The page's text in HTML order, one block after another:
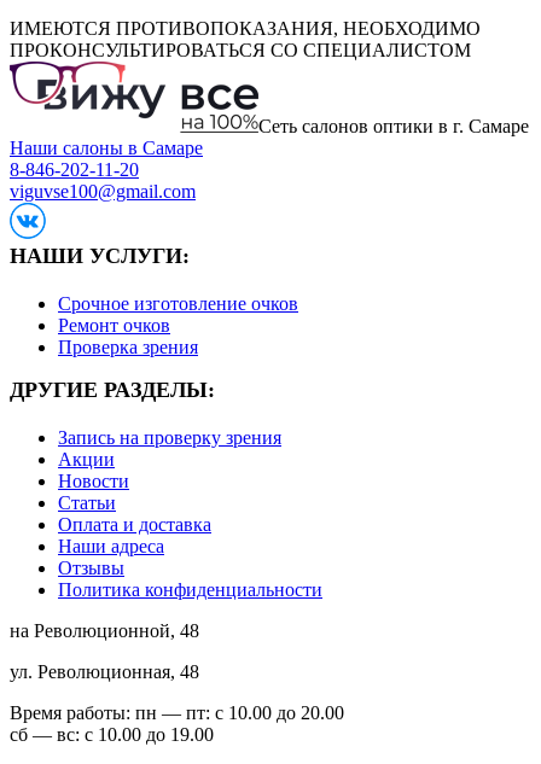
ИМЕЮТСЯ ПРОТИВОПОКАЗАНИЯ, НЕОБХОДИМО
ПРОКОНСУЛЬТИРОВАТЬСЯ СО СПЕЦИАЛИСТОМ
Сеть салонов оптики в г. Самаре
Наши салоны в Самаре
8-846-202-11-20
viguvse100@gmail.com
НАШИ УСЛУГИ:
Срочное изготовление очков
Ремонт очков
Проверка зрения
ДРУГИЕ РАЗДЕЛЫ:
Запись на проверку зрения
Акции
Новости
Статьи
Оплата и доставка
Наши адреса
Отзывы
Политика конфиденциальности
на Революционной, 48
ул. Революционная, 48
Время работы: пн — пт: с 10.00 до 20.00
сб — вс: с 10.00 до 19.00